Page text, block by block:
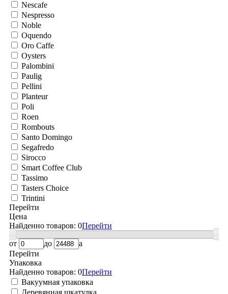
Nescafe
Nespresso
Noble
Oquendo
Oro Caffe
Oysters
Palombini
Paulig
Pellini
Planteur
Poli
Roen
Rombouts
Santo Domingo
Segafredo
Sirocco
Smart Coffee Club
Tassimo
Tasters Choice
Trintini
Перейти
Цена
Найденно товаров: 0Перейти
от до
a
Перейти
Упаковка
Найденно товаров: 0Перейти
Вакуумная упаковка